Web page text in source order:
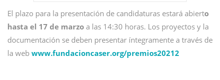
El plazo para la presentación de candidaturas estará abierto
hasta el 17 de marzo a las 14:30 horas. Los proyectos y la
documentación se deben presentar íntegramente a través de
la web www.fundacioncaser.org/premios20212